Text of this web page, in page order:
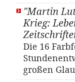
"Martin
Krieg:
Die 16
großen